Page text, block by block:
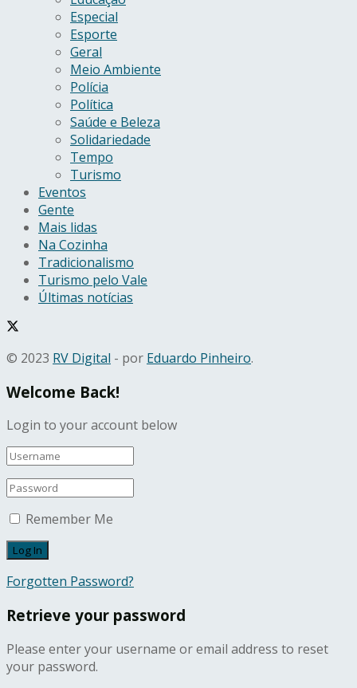
Especial
Esporte
Geral
Meio Ambiente
Polícia
Política
Saúde e Beleza
Solidariedade
Tempo
Turismo
Eventos
Gente
Mais lidas
Na Cozinha
Tradicionalismo
Turismo pelo Vale
Últimas notícias
© 2023 RV Digital - por Eduardo Pinheiro.
Welcome Back!
Login to your account below
Remember Me
Forgotten Password?
Retrieve your password
Please enter your username or email address to reset
your password.